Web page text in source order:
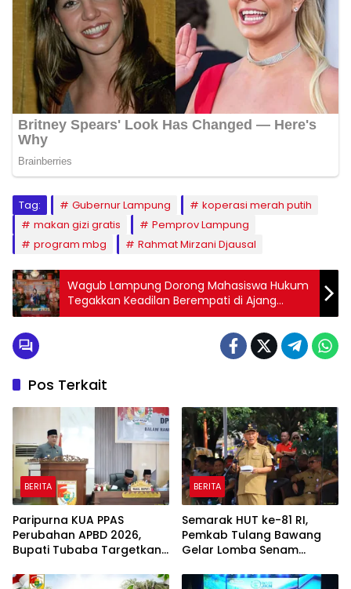
Tag: Gubernur Lampung
koperasi merah putih
makan gizi gratis
Pemprov Lampung
program mbg
Rahmat Mirzani Djausal
Wagub Lampung Dorong Mahasiswa Hukum
Tegakkan Keadilan Berempati di Ajang
NMCC 2025
Pos Terkait
BERITA
Paripurna KUA PPAS
Perubahan APBD 2026,
Bupati Tubaba Targetkan
Rp820,3 Miliar
BERITA
Semarak HUT ke-81 RI,
Pemkab Tulang Bawang
Gelar Lomba Senam